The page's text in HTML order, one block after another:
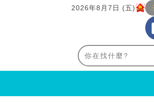
2026年8月7日 (五)